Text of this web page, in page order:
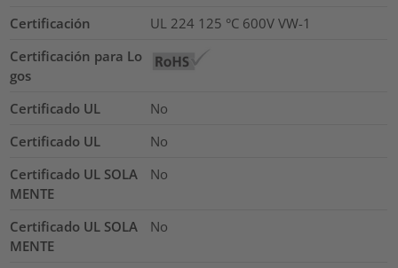
Certificación
UL 224 125 °C 600V VW-1
Certificación para Lo
gos
Certificado UL
No
Certificado UL
No
Certificado UL SOLA
MENTE
No
Certificado UL SOLA
MENTE
No